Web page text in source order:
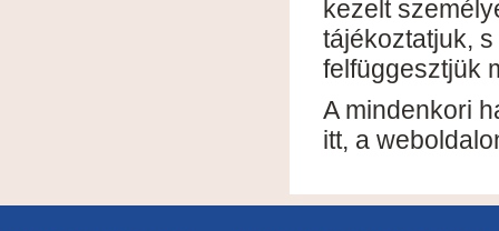
kezelt
tájékoztatjuk,
felfüggesztjük
A mindenkori
itt, a